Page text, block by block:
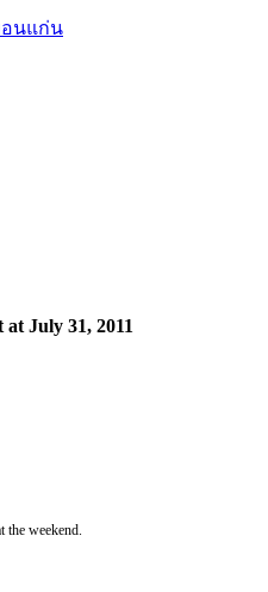
อนแก่น
at July 31, 2011
the weekend.